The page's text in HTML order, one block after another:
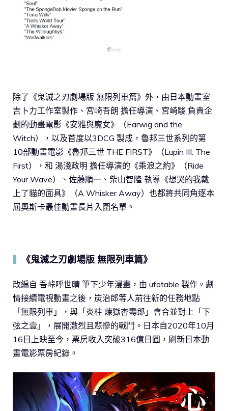
除了《鬼滅之刃劇場版 無限列車篇》外，由日本動畫室
吉卜力工作室製作、宮崎吾朗 擔任導演、宮崎駿 負責企
劃的動畫電影《安雅與魔女》（Earwig and the
Witch），以及首度以3DCG 製成，魯邦三世系列的第
10部動畫電影《魯邦三世 THE FIRST》（Lupin III: The
First），和 湯淺政明 擔任導演的《乘浪之約》（Ride
Your Wave）、佐藤順一、柴山智隆 執導《想哭的我戴
上了貓的面具》（A Whisker Away）也都將共同角逐本
屆奧斯卡最佳動畫長片入圍名單。
《鬼滅之刃劇場版 無限列車篇》
改編自 吾峠呼世晴 筆下少年漫畫，由 ufotable 製作。劇
情接續電視動畫之後，炭治郎等人前往新的任務地點
「無限列車」，與「炎柱 煉獄杏壽郎」會合並對上「下
弦之壹」，展開激烈且悲慘的戰鬥。日本自2020年10月
16日上映至今，票房收入突破316億日圓，刷新日本動
畫電影票房紀錄。